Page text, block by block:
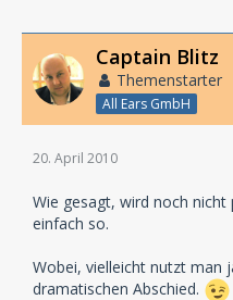
Captain Blitz
Themenstarter
All Ears GmbH
20. April 2010
Wie gesagt, wird noch
einfach so.
Wobei, vielleicht nutzt man
dramatischen Abschied.